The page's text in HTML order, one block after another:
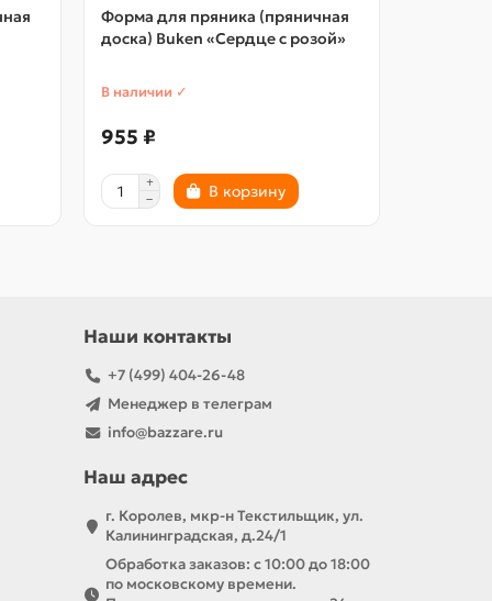
Форма для пряника (пряничная
доска) Buken «Сердце с розой»
В наличии ✓
955 ₽
В корзину
Наши контакты
+7 (499) 404-26-48
Менеджер в телеграм
info@bazzare.ru
Наш адрес
г. Королев, мкр-н Текстильщик, ул.
Калининградская, д.24/1
Обработка заказов: с 10:00 до 18:00
по московскому времени.